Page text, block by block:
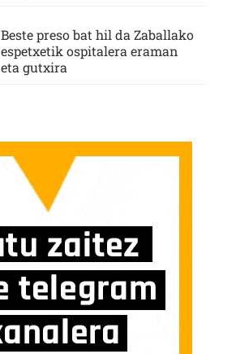
Beste preso bat hil da Zaballako
espetxetik ospitalera eraman
eta gutxira